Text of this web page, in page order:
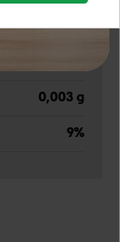
20,9 g
0,003 g
9%